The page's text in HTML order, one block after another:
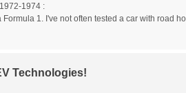
1974 :
1. I've not often tested a car with road
Technologies!